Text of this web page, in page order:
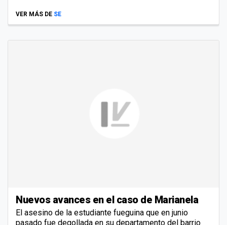
VER MÁS DE SE
Nuevos avances en el caso de Marianela
El asesino de la estudiante fueguina que en junio
pasado fue degollada en su departamento del barrio